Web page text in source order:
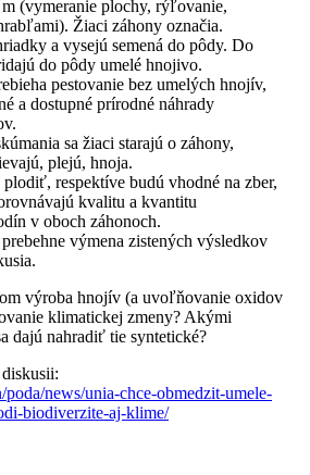
(vymeranie plochy, rýľovanie,
Žiaci záhony označia.
a vysejú semená do pôdy. Do
do pôdy umelé hnojivo.
pestovanie bez umelých hnojív,
a dostupné prírodné náhrady
sa žiaci starajú o záhony,
plejú, hnoja.
respektíve budú vhodné na zber,
kvalitu a kvantitu
v oboch záhonoch.
výmena zistených výsledkov
výroba hnojív (a uvoľňovanie oxidov
klimatickej zmeny? Akými
dajú nahradiť tie syntetické?
poda/news/unia-chce-obmedzit-umele-
biodiverzite-aj-klime/